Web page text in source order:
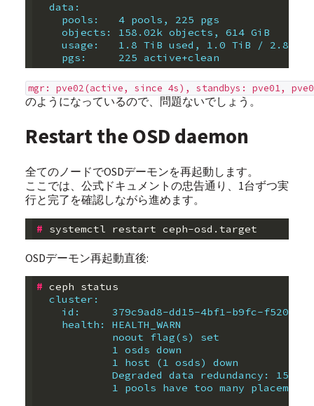
  data:
    pools:   4 pools, 225 pgs
    objects: 158.02k objects, 614 GiB
usage:   1.8 TiB used, 1.0 TiB / 2.8
    pgs:     225 active+clean
mgr: pve02(active, since 4s), standbys: pve01,
のようになっているので、問題ないでしょう。
Restart the OSD daemon
全てのノードでOSDデーモンを再起動します。
ここでは、公式ドキュメントの忠告通り、1台ずつ実
行と完了を確認しながら進めます。
#
OSDデーモン再起動直後:
#
  cluster:
id:     379c9ad8-dd15-4bf1-b9fc-
    health: HEALTH_WARN
            noout flag(s) set
            1 osds down
            1 host (1 osds) down
Degraded data redundancy:
1 pools have too many placement